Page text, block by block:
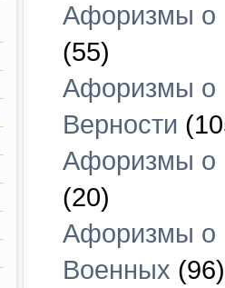
Афоризмы о
(55)
Афоризмы о
Верности
Афоризмы о
(20)
Афоризмы о
Военных (96)